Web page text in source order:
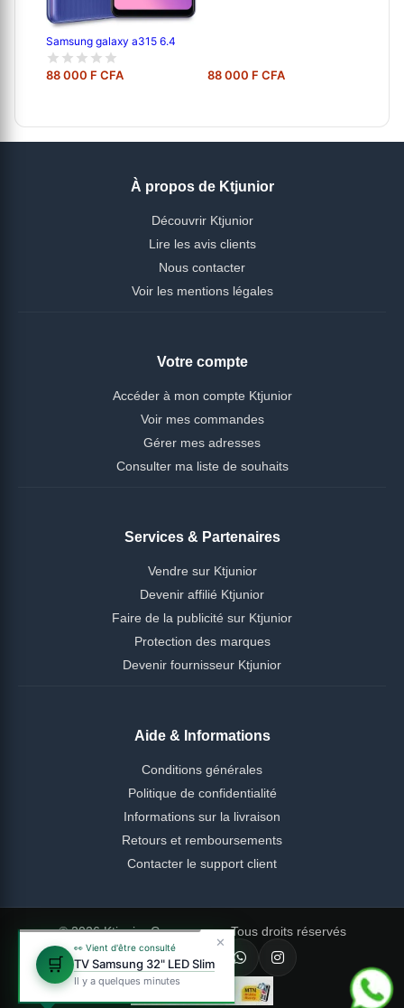
Samsung galaxy a315 6.4
88 000 F CFA 88 000 F CFA
À propos de Ktjunior
Découvrir Ktjunior
Lire les avis clients
Nous contacter
Voir les mentions légales
Votre compte
Accéder à mon compte Ktjunior
Voir mes commandes
Gérer mes adresses
Consulter ma liste de souhaits
Services & Partenaires
Vendre sur Ktjunior
Devenir affilié Ktjunior
Faire de la publicité sur Ktjunior
Protection des marques
Devenir fournisseur Ktjunior
Aide & Informations
Conditions générales
Politique de confidentialité
Informations sur la livraison
Retours et remboursements
Contacter le support client
© 2026 Ktjunior Cameroun — Tous droits réservés
🛒
👀 Vient d'être consulté
TV Samsung 32" LED Slim
Il y a quelques minutes
✕